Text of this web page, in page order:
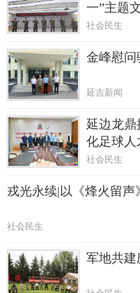
一”主题
社会民生
金峰慰问
延吉新闻
延边龙
化足球人
社会民生
戎光永续|以《烽火留
社会民生
军地共建